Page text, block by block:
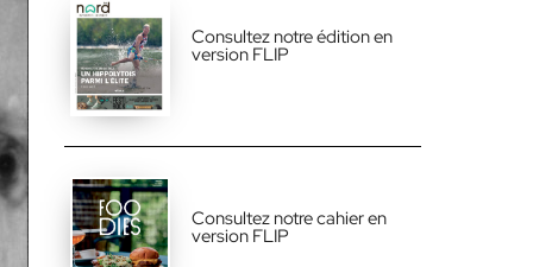
Consultez notre édition en
version FLIP
Consultez notre cahier en
version FLIP